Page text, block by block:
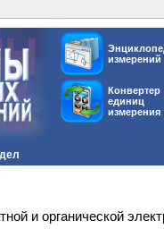
измерений
Конвертер
единиц
измерения
и органической